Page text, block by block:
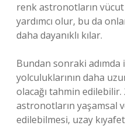
renk astronotların vücut
yardımcı olur, bu da
daha dayanıklı kılar.
Bundan sonraki
yolculuklarının daha
olacağı tahmin edilebilir.
astronotların yaşamsal
edilebilmesi, uzay